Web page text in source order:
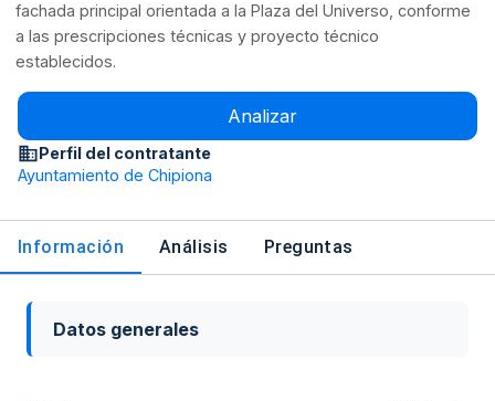
fachada principal orientada a la Plaza del Universo, conforme
a las prescripciones técnicas y proyecto técnico
establecidos.
Analizar
Perfil del contratante
Ayuntamiento de Chipiona
Información Análisis Preguntas
Datos generales